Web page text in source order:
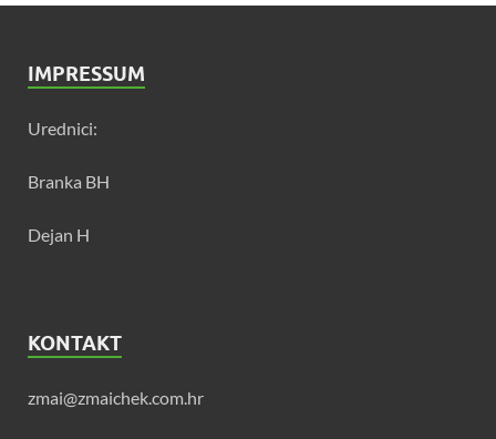
IMPRESSUM
Urednici:
Branka BH
Dejan H
KONTAKT
zmai@zmaichek.com.hr